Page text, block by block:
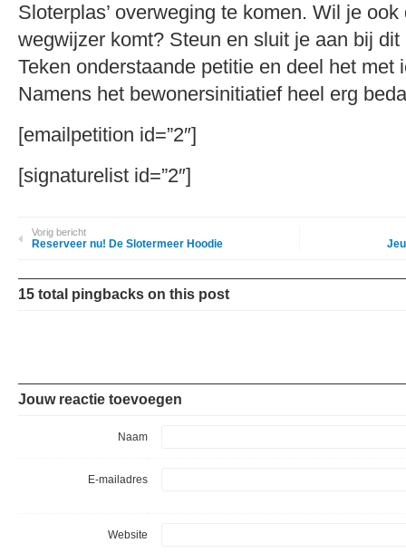
Sloterplas’ overweging te komen. Wil je ook
wegwijzer komt? Steun en sluit je aan bij dit
Teken onderstaande petitie en deel het met
Namens het bewonersinitiatief heel erg
[emailpetition id=”2″]
[signaturelist id=”2″]
Vorig bericht
Reserveer nu! De Slotermeer Hoodie
15 total pingbacks on this post
Jouw reactie toevoegen
Naam
E-mailadres
Website